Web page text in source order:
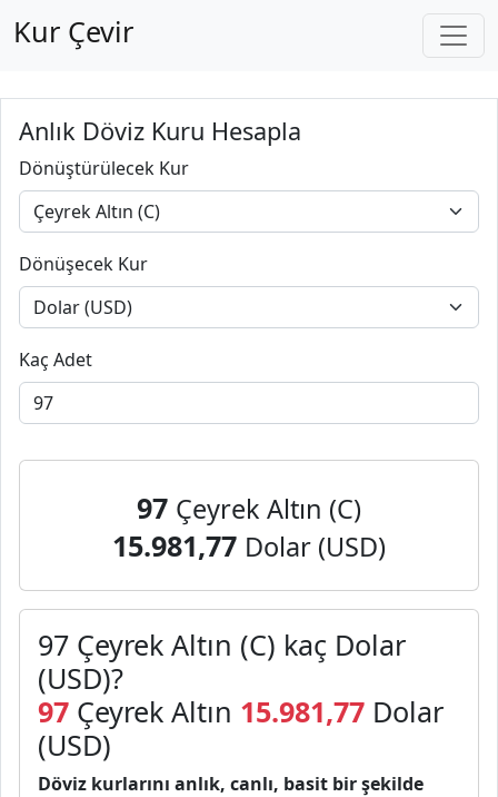
Kur Çevir
Anlık Döviz Kuru Hesapla
Dönüştürülecek Kur
Dönüşecek Kur
Kaç Adet
97 Çeyrek Altın (C)
15.981,77 Dolar (USD)
97 Çeyrek Altın (C) kaç Dolar
(USD)?
97 Çeyrek Altın 15.981,77 Dolar
(USD)
Döviz kurlarını anlık, canlı, basit bir şekilde